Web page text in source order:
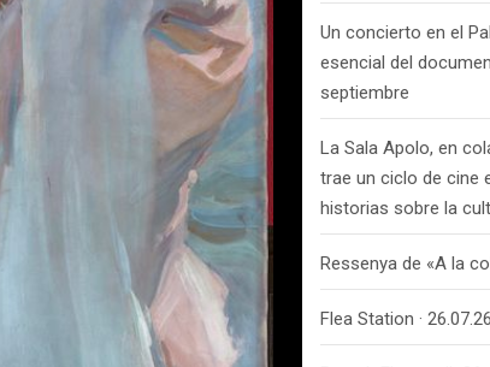
Un concierto en el
esencial del
septiembre
La Sala Apolo, en
trae un ciclo de cine
historias sobre la
Ressenya de «A la
Flea Station · 26.07.26